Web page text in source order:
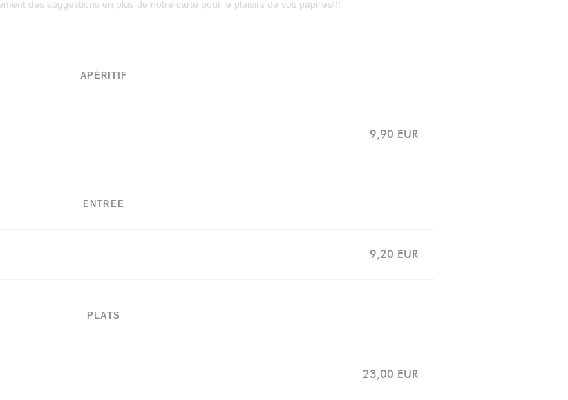
des suggestions en plus de notre carte pour le plaisirs de vos papilles!!!
APÉRITIF
9,90 EUR
ENTREE
9,20 EUR
PLATS
23,00 EUR